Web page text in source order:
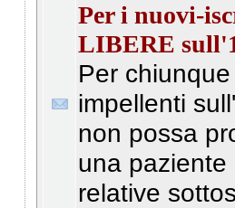
Per i nuovi-
LIBERE
Per
impellenti
non possa
una
relative